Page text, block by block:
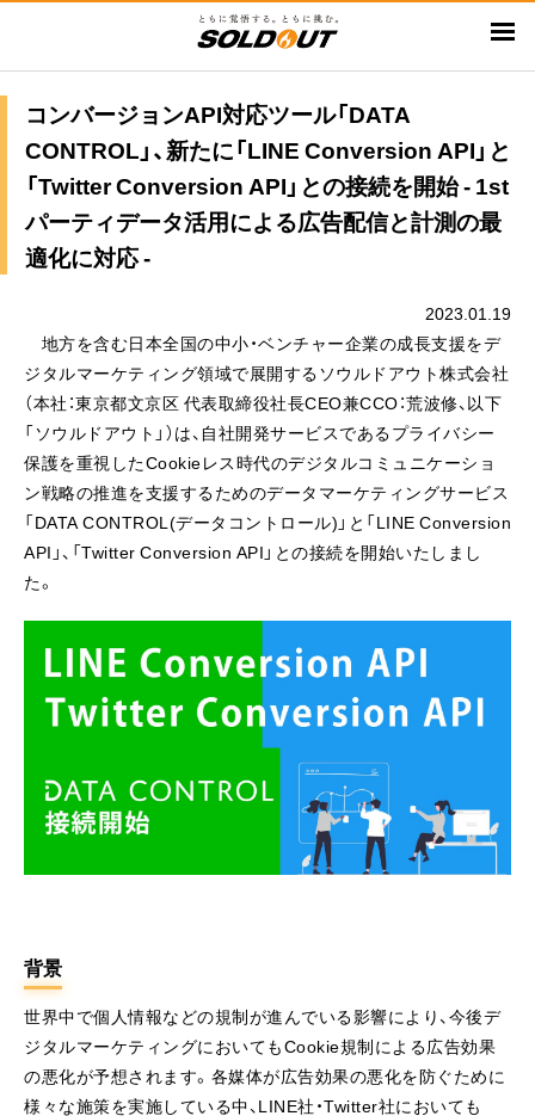
ン
コンバージョンAPI対応ツール「DATA
CONTROL」、新たに「LINE Conversion API」と
「Twitter Conversion API」との接続を開始 - 1st
パーティデータ活用による広告配信と計測の最
適化に対応 -
2023.01.19
地方を含む日本全国の中小・ベンチャー企業の成長支援をデ
ジタルマーケティング領域で展開するソウルドアウト株式会社
（本社：東京都文京区 代表取締役社長CEO兼CCO：荒波修、以下
「ソウルドアウト」）は、自社開発サービスであるプライバシー
保護を重視したCookieレス時代のデジタルコミュニケーショ
ン戦略の推進を支援するためのデータマーケティングサービス
「DATA CONTROL(データコントロール)」と「LINE Conversion
API」、「Twitter Conversion API」との接続を開始いたしまし
た。
背景
世界中で個人情報などの規制が進んでいる影響により、今後デ
ジタルマーケティングにおいてもCookie規制による広告効果
の悪化が予想されます。各媒体が広告効果の悪化を防ぐために
様々な施策を実施している中、LINE社・Twitter社においても